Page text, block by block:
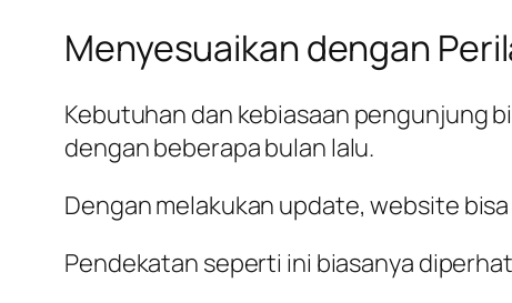
Menyesuaikan dengan
Kebutuhan dan kebiasaan pengunjung
dengan beberapa bulan lalu.
Dengan melakukan update, website
Pendekatan seperti ini biasanya